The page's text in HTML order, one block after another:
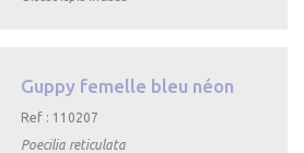
Guppy femelle bleu néon
Ref : 110207
Poecilia reticulata